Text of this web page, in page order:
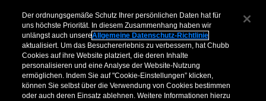
Unternehmen​
Menu
Makler Privatkunden & Partner​ Kooperationen
Der ordnungsgemäße Schutz Ihrer persönlichen Daten hat für
uns höchste Priorität. In diesem Zusammenhang haben wir
unlängst auch unsereAllgemeine Datenschutz-Richtlinie
aktualisiert. Um das Besuchererlebnis zu verbessern, hat Chubb
Cookies auf ihre Website platziert, die deren Inhalte
personalisieren und eine Analyse der Website-Nutzung
ermöglichen. Indem Sie auf "Cookie-Einstellungen” klicken,
können Sie selbst über die Verwendung von Cookies bestimmen
oder auch deren Einsatz ablehnen. Weitere Informationen hierzu